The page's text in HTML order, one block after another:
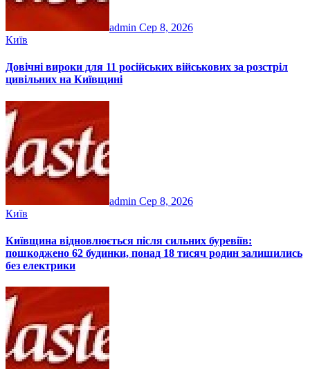
admin Сер 8, 2026
Київ
Довічні вироки для 11 російських військових за розстріл
цивільних на Київщині
admin Сер 8, 2026
Київ
Київщина відновлюється після сильних буревіїв:
пошкоджено 62 будинки, понад 18 тисяч родин залишились
без електрики